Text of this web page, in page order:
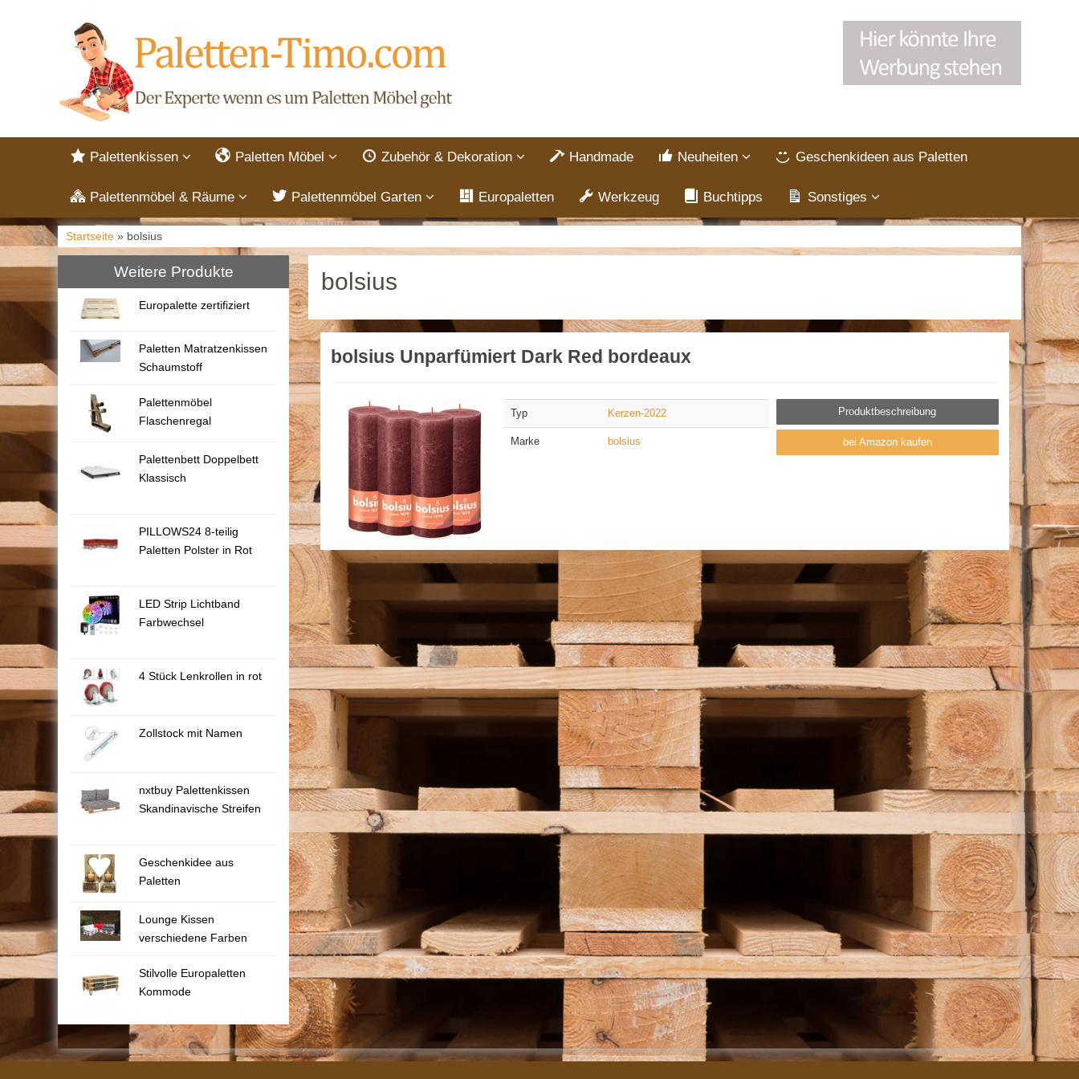
Palettenkissen Paletten Möbel Zubehör & Dekoration Handmade Neuheiten Geschenkideen aus Paletten
Palettenmöbel & Räume Palettenmöbel Garten Europaletten Werkzeug Buchtipps Sonstiges
Startseite » bolsius
Weitere Produkte
Europalette zertifiziert
Paletten Matratzenkissen
Schaumstoff
Palettenmöbel
Flaschenregal
Palettenbett Doppelbett
Klassisch
PILLOWS24 8-teilig
Paletten Polster in Rot
LED Strip Lichtband
Farbwechsel
4 Stück Lenkrollen in rot
Zollstock mit Namen
nxtbuy Palettenkissen
Skandinavische Streifen
Geschenkidee aus
Paletten
Lounge Kissen
verschiedene Farben
Stilvolle Europaletten
Kommode
bolsius
bolsius Unparfümiert Dark Red bordeaux
Typ Kerzen-2022
Marke bolsius
Produktbeschreibung
bei Amazon kaufen